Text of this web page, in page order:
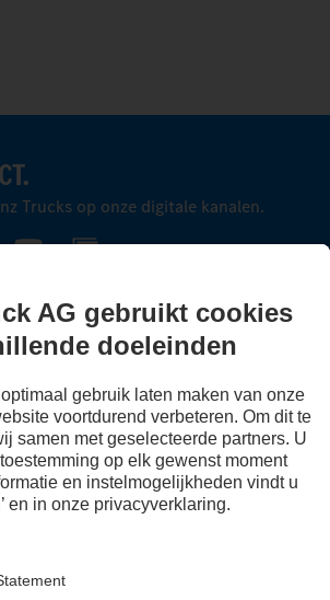
Trucks op onze digitale kanalen.
met andere truckers.